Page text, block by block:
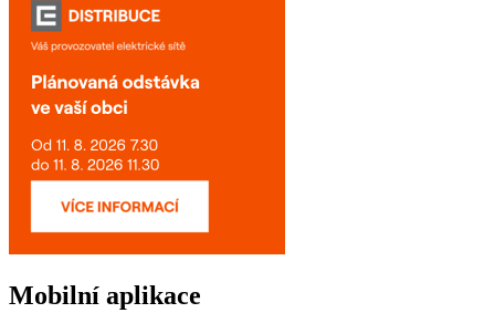
Mobilní aplikace